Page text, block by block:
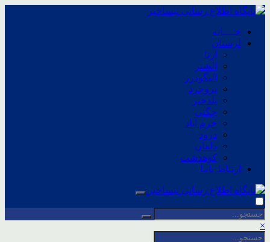
خــــانه
لرستان
ازنا
الشتر
الیگودرز
بروجرد
پلدختر
چگنی
خرم آباد
درود
دلفان
کوهدشت
ارتباط باما
×